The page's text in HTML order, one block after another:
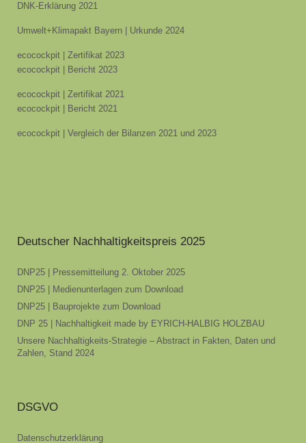
DNK-Erklärung 2021
Umwelt+Klimapakt Bayern | Urkunde 2024
ecocockpit | Zertifikat 2023
ecocockpit | Bericht 2023
ecocockpit | Zertifikat 2021
ecocockpit | Bericht 2021
ecocockpit | Vergleich der Bilanzen 2021 und 2023
Deutscher Nachhaltigkeitspreis 2025
DNP25 | Pressemitteilung 2. Oktober 2025
DNP25 | Medienunterlagen zum Download
DNP25 | Bauprojekte zum Download
DNP 25 | Nachhaltigkeit made by EYRICH-HALBIG HOLZBAU
Unsere Nachhaltigkeits-Strategie – Abstract in Fakten, Daten und
Zahlen, Stand 2024
DSGVO
Datenschutzerklärung